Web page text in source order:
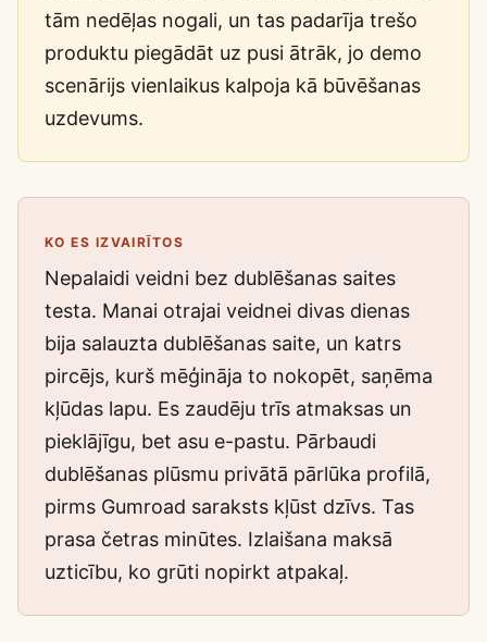
tām nedēļas nogali, un tas padarīja trešo
produktu piegādāt uz pusi ātrāk, jo demo
scenārijs vienlaikus kalpoja kā būvēšanas
uzdevums.
KO ES IZVAIRĪTOS
Nepalaidi veidni bez dublēšanas saites
testa. Manai otrajai veidnei divas dienas
bija salauzta dublēšanas saite, un katrs
pircējs, kurš mēģināja to nokopēt, saņēma
kļūdas lapu. Es zaudēju trīs atmaksas un
pieklājīgu, bet asu e-pastu. Pārbaudi
dublēšanas plūsmu privātā pārlūka profilā,
pirms Gumroad saraksts kļūst dzīvs. Tas
prasa četras minūtes. Izlaišana maksā
uzticību, ko grūti nopirkt atpakaļ.